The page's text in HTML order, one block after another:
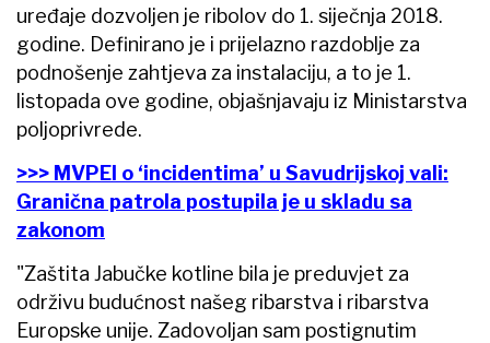
uređaje dozvoljen je ribolov do 1. siječnja 2018.
godine. Definirano je i prijelazno razdoblje za
podnošenje zahtjeva za instalaciju, a to je 1.
listopada ove godine, objašnjavaju iz Ministarstva
poljoprivrede.
>>> MVPEI o ‘incidentima’ u Savudrijskoj vali:
Granična patrola postupila je u skladu sa
zakonom
"Zaštita Jabučke kotline bila je preduvjet za
održivu budućnost našeg ribarstva i ribarstva
Europske unije. Zadovoljan sam postignutim